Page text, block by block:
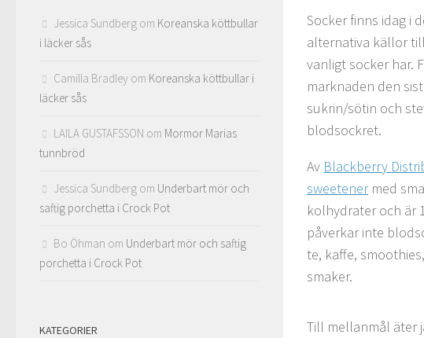
Socker finns idag i
alternativa källor
vanligt socker har.
marknaden den
sukrin/sötin och
blodsockret.
Av Blackberry
sweetenermed
kolhydrater och är
påverkar inte
te, kaffe,
smaker.
Till mellanmål äter
Jessica Sundberg om Koreanska köttbullar
i läcker sås
Camilla Bradley om Koreanska köttbullar i
läcker sås
LAILA GUSTAFSSON om Mormor Marias
tunnbröd
Jessica Sundberg om Underbart mör och
saftig porchetta i Crock Pot
Bo Öhman om Underbart mör och saftig
porchetta i Crock Pot
KATEGORIER